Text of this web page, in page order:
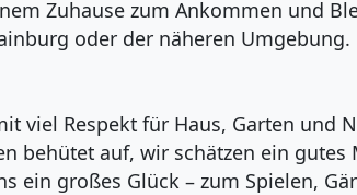
Zuhause zum Ankommen und
oder der näheren Umgebung.
viel Respekt für Haus, Garten und
behütet auf, wir schätzen ein gutes
ein großes Glück – zum Spielen,